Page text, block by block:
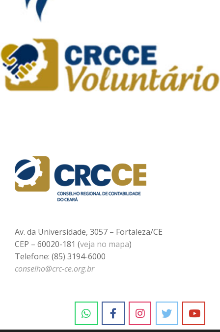
Av. da Universidade, 3057 – Fortaleza/CE
CEP – 60020-181 (veja no mapa)
Telefone: (85) 3194-6000
conselho@crc-ce.org.br